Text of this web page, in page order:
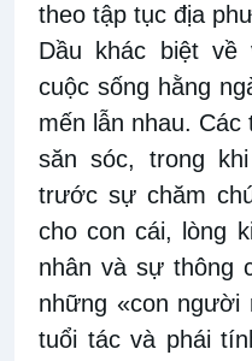
theo tập tục địa
Dầu khác biệt về
cuộc sống hằng
mến lẫn nhau.
săn sóc, trong
trước sự chăm
cho con cái, lòng
nhân và sự thông
những «con
tuổi tác và phái